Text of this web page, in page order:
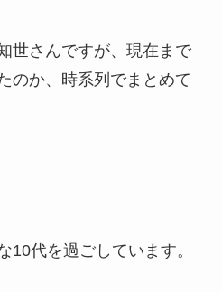
世さんですが、現在まで
のか、時系列でまとめて
10代を過ごしています。